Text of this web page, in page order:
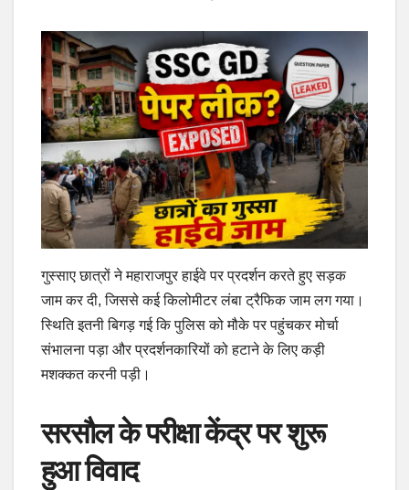
गुस्साए छात्रों ने महाराजपुर हाईवे पर प्रदर्शन करते हुए सड़क
जाम कर दी, जिससे कई किलोमीटर लंबा ट्रैफिक जाम लग गया।
स्थिति इतनी बिगड़ गई कि पुलिस को मौके पर पहुंचकर मोर्चा
संभालना पड़ा और प्रदर्शनकारियों को हटाने के लिए कड़ी
मशक्कत करनी पड़ी।
सरसौल के परीक्षा केंद्र पर शुरू
हुआ विवाद